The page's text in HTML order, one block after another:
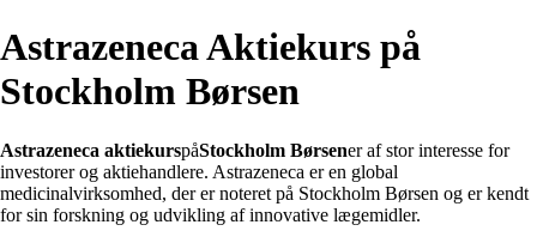
Astrazeneca Aktiekurs på
Stockholm Børsen
Astrazeneca aktiekurspåStockholm Børsener af stor interesse for
investorer og aktiehandlere. Astrazeneca er en global
medicinalvirksomhed, der er noteret på Stockholm Børsen og er kendt
for sin forskning og udvikling af innovative lægemidler.